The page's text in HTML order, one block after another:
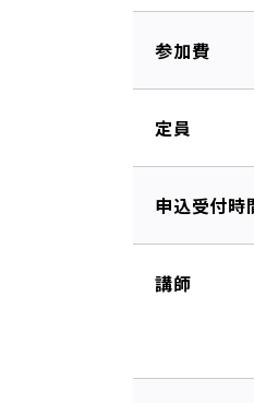
参加費
定員
申込受付時
講師